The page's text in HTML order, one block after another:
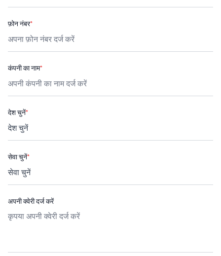
फ़ोन नंबर*
कंपनी का नाम*
देश चुनें*
सेवा चुनें*
अपनी क्वेरी दर्ज करें